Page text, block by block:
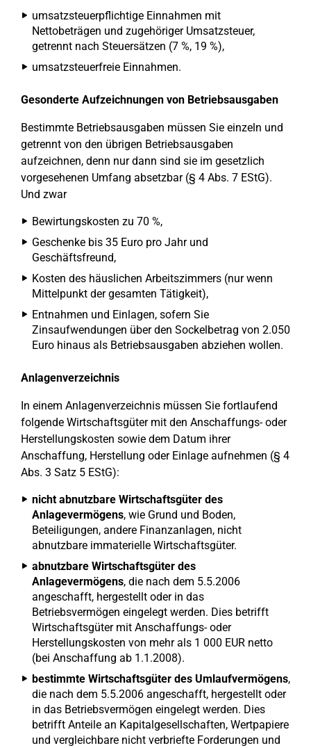
umsatzsteuerpflichtige Einnahmen mit
Nettobeträgen und zugehöriger Umsatzsteuer,
getrennt nach Steuersätzen (7 %, 19 %),
umsatzsteuerfreie Einnahmen.
Gesonderte Aufzeichnungen von Betriebsausgaben
Bestimmte Betriebsausgaben müssen Sie einzeln und
getrennt von den übrigen Betriebsausgaben
aufzeichnen, denn nur dann sind sie im gesetzlich
vorgesehenen Umfang absetzbar (§ 4 Abs. 7 EStG).
Und zwar
Bewirtungskosten zu 70 %,
Geschenke bis 35 Euro pro Jahr und
Geschäftsfreund,
Kosten des häuslichen Arbeitszimmers (nur wenn
Mittelpunkt der gesamten Tätigkeit),
Entnahmen und Einlagen, sofern Sie
Zinsaufwendungen über den Sockelbetrag von 2.050
Euro hinaus als Betriebsausgaben abziehen wollen.
Anlagenverzeichnis
In einem Anlagenverzeichnis müssen Sie fortlaufend
folgende Wirtschaftsgüter mit den Anschaffungs- oder
Herstellungskosten sowie dem Datum ihrer
Anschaffung, Herstellung oder Einlage aufnehmen (§ 4
Abs. 3 Satz 5 EStG):
nicht abnutzbare Wirtschaftsgüter des
Anlagevermögens, wie Grund und Boden,
Beteiligungen, andere Finanzanlagen, nicht
abnutzbare immaterielle Wirtschaftsgüter.
abnutzbare Wirtschaftsgüter des
Anlagevermögens, die nach dem 5.5.2006
angeschafft, hergestellt oder in das
Betriebsvermögen eingelegt werden. Dies betrifft
Wirtschaftsgüter mit Anschaffungs- oder
Herstellungskosten von mehr als 1 000 EUR netto
(bei Anschaffung ab 1.1.2008).
bestimmte Wirtschaftsgüter des Umlaufvermögens,
die nach dem 5.5.2006 angeschafft, hergestellt oder
in das Betriebsvermögen eingelegt werden. Dies
betrifft Anteile an Kapitalgesellschaften, Wertpapiere
und vergleichbare nicht verbriefte Forderungen und